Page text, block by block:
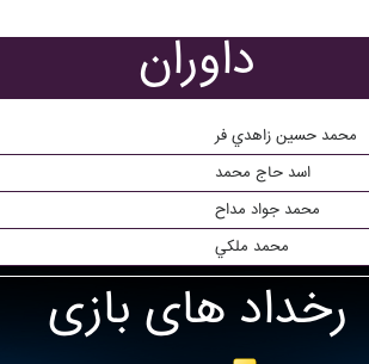
داوران
محمد حسين زاهدي فر
اسد حاج محمد
محمد جواد مداح
محمد ملکي
رخداد های بازی